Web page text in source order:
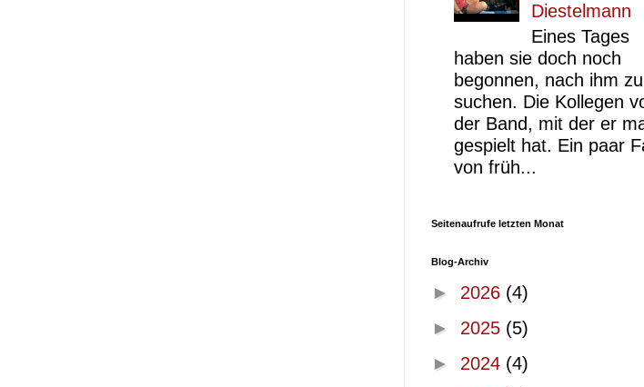
Diestelmann
Eines Tages
haben sie doch noch
begonnen, nach ihm zu
suchen. Die Kollegen
der Band, mit der er
gespielt hat. Ein paar
von früh...
Seitenaufrufe letzten Monat
Blog-Archiv
► 2026 (4)
► 2025 (5)
► 2024 (4)